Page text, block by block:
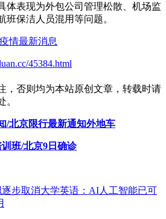
体表现为外包公司管理松散、机场监
班保洁人员混用等问题。
情最新消息
45384.html
，否则均为本站原创文章，转载时请
。
/北京限行最新通知外地车
班/北京9日确诊